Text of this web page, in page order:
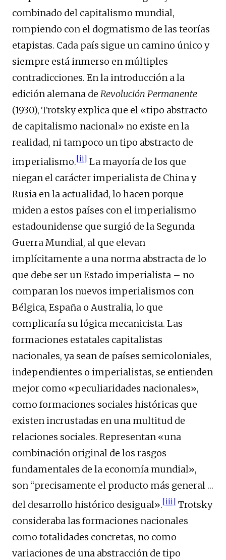
combinado del capitalismo mundial,
rompiendo con el dogmatismo de las teorías
etapistas. Cada país sigue un camino único y
siempre está inmerso en múltiples
contradicciones. En la introducción a la
edición alemana de Revolución Permanente
(1930), Trotsky explica que el «tipo abstracto
de capitalismo nacional» no existe en la
realidad, ni tampoco un tipo abstracto de
imperialismo. [ii] La mayoría de los que
niegan el carácter imperialista de China y
Rusia en la actualidad, lo hacen porque
miden a estos países con el imperialismo
estadounidense que surgió de la Segunda
Guerra Mundial, al que elevan
implícitamente a una norma abstracta de lo
que debe ser un Estado imperialista – no
comparan los nuevos imperialismos con
Bélgica, España o Australia, lo que
complicaría su lógica mecanicista. Las
formaciones estatales capitalistas
nacionales, ya sean de países semicoloniales,
independientes o imperialistas, se entienden
mejor como «peculiaridades nacionales»,
como formaciones sociales históricas que
existen incrustadas en una multitud de
relaciones sociales. Representan «una
combinación original de los rasgos
fundamentales de la economía mundial»,
son “precisamente el producto más general …
del desarrollo histórico desigual». [iii] Trotsky
consideraba las formaciones nacionales
como totalidades concretas, no como
variaciones de una abstracción de tipo